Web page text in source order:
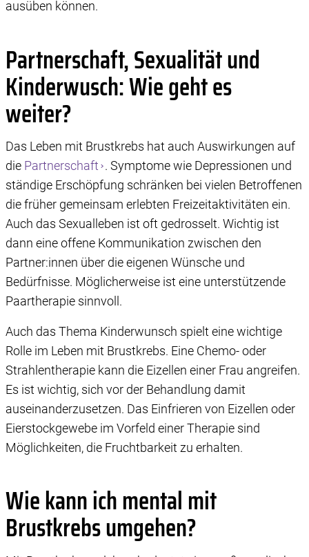
ausüben können.
Partnerschaft, Sexualität und
Kinderwusch: Wie geht es
weiter?
Das Leben mit Brustkrebs hat auch Auswirkungen auf
die Partnerschaft . Symptome wie Depressionen und
ständige Erschöpfung schränken bei vielen Betroffenen
die früher gemeinsam erlebten Freizeitaktivitäten ein.
Auch das Sexualleben ist oft gedrosselt. Wichtig ist
dann eine offene Kommunikation zwischen den
Partner:innen über die eigenen Wünsche und
Bedürfnisse. Möglicherweise ist eine unterstützende
Paartherapie sinnvoll.
Auch das Thema Kinderwunsch spielt eine wichtige
Rolle im Leben mit Brustkrebs. Eine Chemo- oder
Strahlentherapie kann die Eizellen einer Frau angreifen.
Es ist wichtig, sich vor der Behandlung damit
auseinanderzusetzen. Das Einfrieren von Eizellen oder
Eierstockgewebe im Vorfeld einer Therapie sind
Möglichkeiten, die Fruchtbarkeit zu erhalten.
Wie kann ich mental mit
Brustkrebs umgehen?